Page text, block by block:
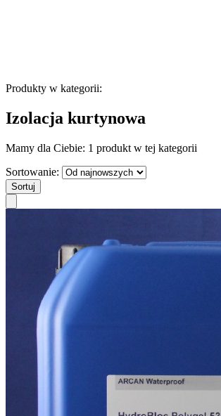
Produkty w kategorii:
Izolacja kurtynowa
Mamy dla Ciebie: 1 produkt w tej kategorii
Sortowanie:
Sortuj